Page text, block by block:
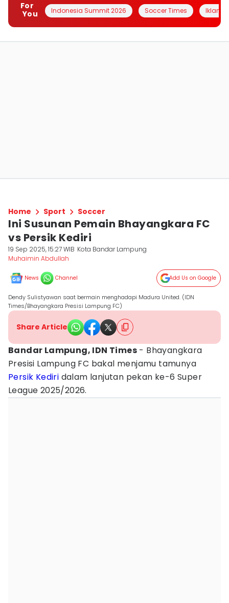
For
You
Indonesia Summit 2026 Soccer Times Iklanin
Home Sport Soccer
Ini Susunan Pemain Bhayangkara FC
vs Persik Kediri
19 Sep 2025, 15:27 WIB Kota Bandar Lampung
Muhaimin Abdullah
News Channel Add Us on Google
Dendy Sulistyawan saat bermain menghadapi Madura United. (IDN
Times/Bhayangkara Presisi Lampung FC)
Share Article
Bandar Lampung, IDN Times - Bhayangkara
Presisi Lampung FC bakal menjamu tamunya
Persik Kediri dalam lanjutan pekan ke-6 Super
League 2025/2026.